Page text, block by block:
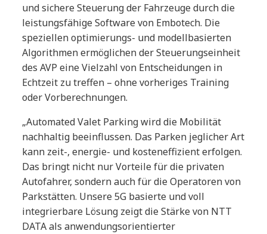
und sichere Steuerung der Fahrzeuge durch die
leistungsfähige Software von Embotech. Die
speziellen optimierungs- und modellbasierten
Algorithmen ermöglichen der Steuerungseinheit
des AVP eine Vielzahl von Entscheidungen in
Echtzeit zu treffen – ohne vorheriges Training
oder Vorberechnungen.
„Automated Valet Parking wird die Mobilität
nachhaltig beeinflussen. Das Parken jeglicher Art
kann zeit-, energie- und kosteneffizient erfolgen.
Das bringt nicht nur Vorteile für die privaten
Autofahrer, sondern auch für die Operatoren von
Parkstätten. Unsere 5G basierte und voll
integrierbare Lösung zeigt die Stärke von NTT
DATA als anwendungsorientierter